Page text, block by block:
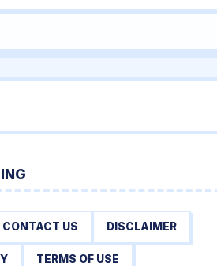
CONTACT US DISCLAIMER
TERMS OF USE